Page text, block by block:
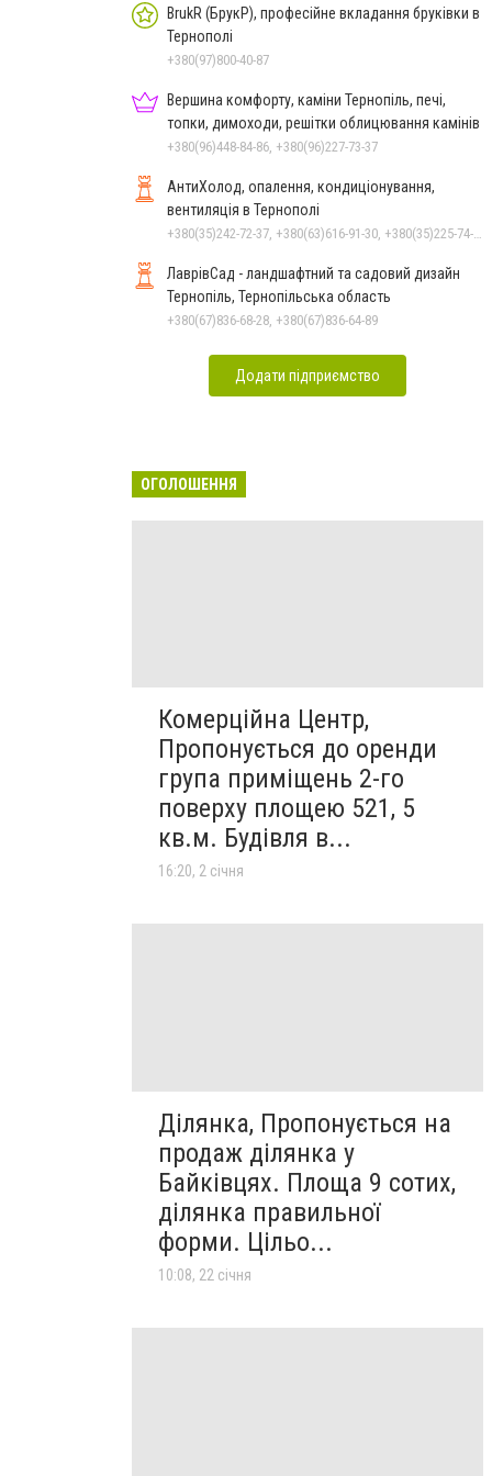
BrukR (БрукР), професійне вкладання бруківки в
Тернополі
+380(97)800-40-87
Вершина комфорту, каміни Тернопіль, печі,
топки, димоходи, решітки облицювання камінів
+380(96)448-84-86, +380(96)227-73-37
АнтиХолод, опалення, кондиціонування,
вентиляція в Тернополі
+380(35)242-72-37, +380(63)616-91-30, +380(35)225-74-78
ЛаврівСад - ландшафтний та садовий дизайн
Тернопіль, Тернопільська область
+380(67)836-68-28, +380(67)836-64-89
Додати підприємство
ОГОЛОШЕННЯ
Комерційна Центр,
Пропонується до оренди
група приміщень 2-го
поверху площею 521, 5
кв.м. Будівля в...
16:20, 2 січня
Ділянка, Пропонується на
продаж ділянка у
Байківцях. Площа 9 сотих,
ділянка правильної
форми. Цільо...
10:08, 22 січня